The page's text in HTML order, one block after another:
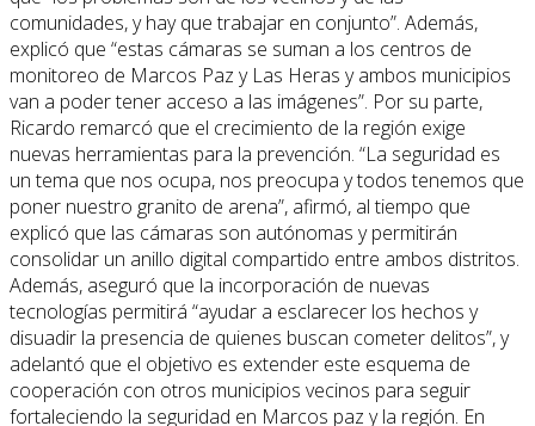
comunidades, y hay que trabajar en conjunto”. Además,
explicó que “estas cámaras se suman a los centros de
monitoreo de Marcos Paz y Las Heras y ambos municipios
van a poder tener acceso a las imágenes”. Por su parte,
Ricardo remarcó que el crecimiento de la región exige
nuevas herramientas para la prevención. “La seguridad es
un tema que nos ocupa, nos preocupa y todos tenemos que
poner nuestro granito de arena”, afirmó, al tiempo que
explicó que las cámaras son autónomas y permitirán
consolidar un anillo digital compartido entre ambos distritos.
Además, aseguró que la incorporación de nuevas
tecnologías permitirá “ayudar a esclarecer los hechos y
disuadir la presencia de quienes buscan cometer delitos”, y
adelantó que el objetivo es extender este esquema de
cooperación con otros municipios vecinos para seguir
fortaleciendo la seguridad en Marcos paz y la región. En